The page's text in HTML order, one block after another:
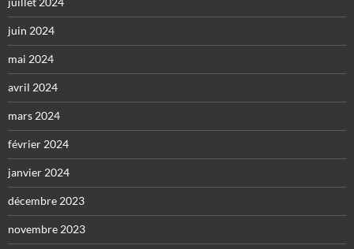
juin 2024
mai 2024
avril 2024
mars 2024
février 2024
janvier 2024
décembre 2023
novembre 2023